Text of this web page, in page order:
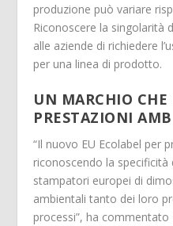
produzione può variare
Riconoscere la singolarità
alle aziende di richiedere
per una linea di prodotto.
UN MARCHIO
PRESTAZIONI
“Il nuovo EU Ecolabel per
riconoscendo la
stampatori europei di
ambientali tanto dei loro
processi”, ha commentato